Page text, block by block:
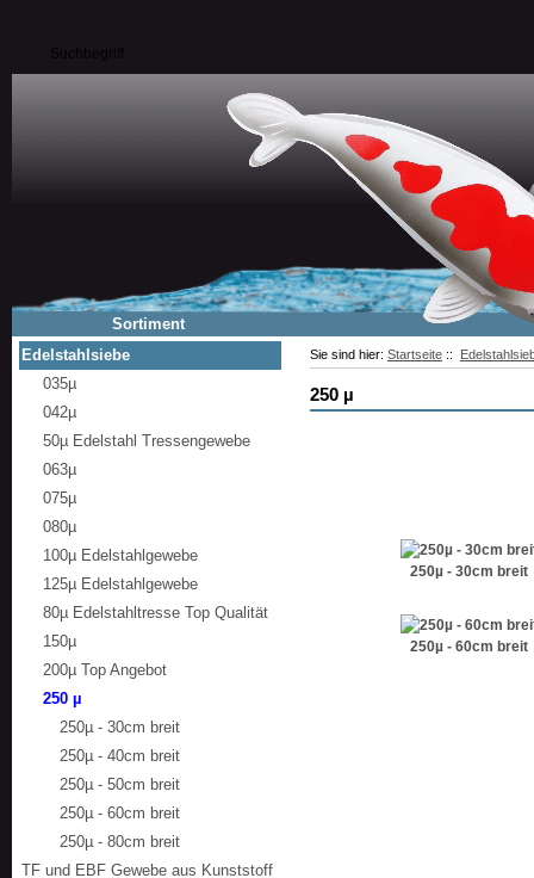
Sie sind hier: Startseite ::
250 µ
250µ - 30cm breit
250µ - 60cm breit
Sortiment
Edelstahlsiebe
035µ
042µ
50µ Edelstahl Tressengewebe
063µ
075µ
080µ
100µ Edelstahlgewebe
125µ Edelstahlgewebe
80µ Edelstahltresse Top Qualität
150µ
200µ Top Angebot
250 µ
250µ - 30cm breit
250µ - 40cm breit
250µ - 50cm breit
250µ - 60cm breit
250µ - 80cm breit
TF und EBF Gewebe aus Kunststoff